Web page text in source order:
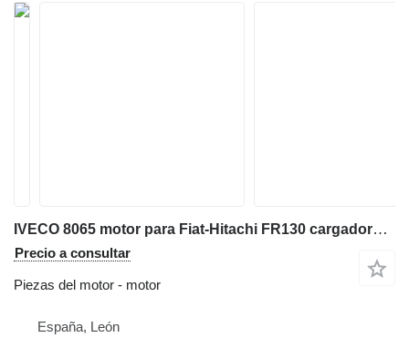
IVECO 8065 motor para Fiat-Hitachi FR130 cargadora de ruedas
Precio a consultar
Piezas del motor - motor
España, León